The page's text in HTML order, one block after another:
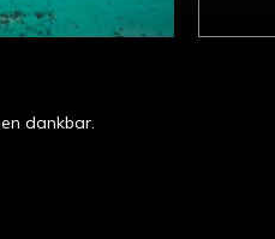
dankbar.